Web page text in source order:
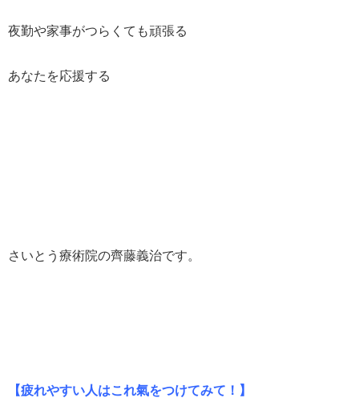
夜勤や家事がつらくても頑張る
あなたを応援する
さいとう療術院の齊藤義治です。
【疲れやすい人はこれ氣をつけてみて！】